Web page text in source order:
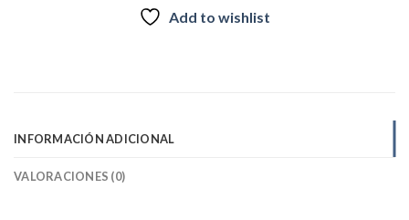
Add to wishlist
INFORMACIÓN ADICIONAL
VALORACIONES (0)